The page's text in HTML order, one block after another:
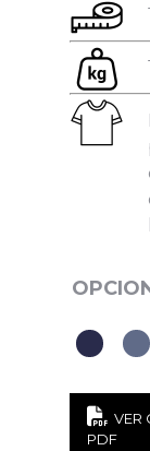
VER
PDF
He leído